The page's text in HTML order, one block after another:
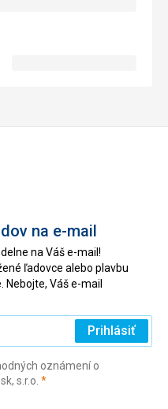
na e-mail
na Váš e-mail!
ľadovce alebo plavbu
Nebojte, Váš e-mail
Prihlásiť
oznámení o
s.r.o. *(povinné)